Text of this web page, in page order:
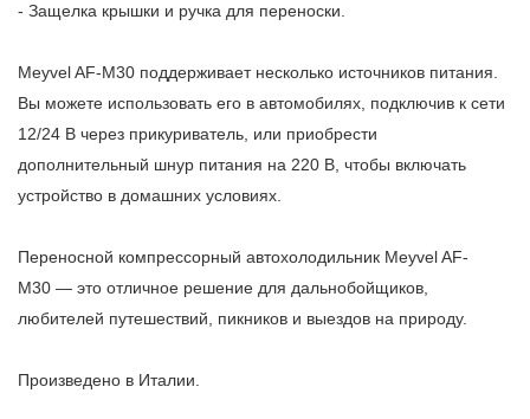
- Защелка крышки и ручка для переноски.
Meyvel AF-M30 поддерживает несколько источников питания.
Вы можете использовать его в автомобилях, подключив к сети
12/24 В через прикуриватель, или приобрести
дополнительный шнур питания на 220 В, чтобы включать
устройство в домашних условиях.
Переносной компрессорный автохолодильник Meyvel AF-
M30 — это отличное решение для дальнобойщиков,
любителей путешествий, пикников и выездов на природу.
Произведено в Италии.